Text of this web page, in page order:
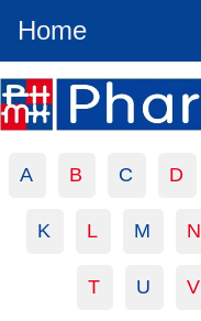
Home
A B C D
K L M N
T U V